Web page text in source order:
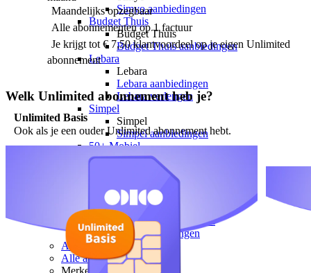
Simyo aanbiedingen
Budget Thuis
Budget Thuis
Budget Thuis aanbiedingen
Lebara
Lebara
Lebara aanbiedingen
Lebara verlengen
Simpel
Simpel
Simpel aanbiedingen
50+ Mobiel
50+ Mobiel
50+ Mobiel aanbiedingen
50+ Mobiel verlengen
Youfone
Youfone
Youfone aanbiedingen
Youfone verlengen
Alle telefoons
Alle aanbiedingen
Merken
Maandelijks opzegbaar
Alle abonnementen op 1 factuur
Je krijgt tot € 7,50 klantvoordeel op je eigen Unlimited
abonnement
Welk Unlimited abonnement heb je?
Unlimited Basis
Ook als je een ouder Unlimited abonnement hebt.